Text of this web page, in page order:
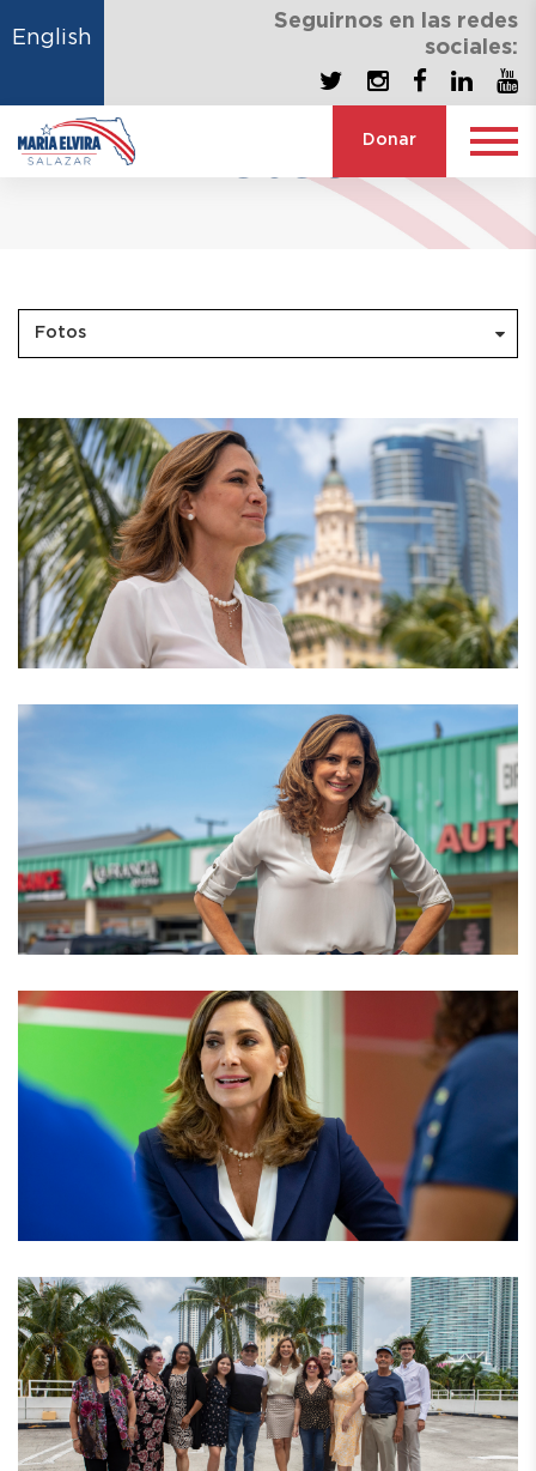
English
Seguirnos en las redes
sociales:
Donar